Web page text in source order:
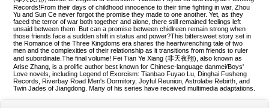
Records!From their days of childhood innocence to their time fighting in war, Zhou
Yu and Sun Ce never forgot the promise they made to one another. Yet, as they
faced the terror of war both together and alone, there still remained feelings left
unsaid between them. But can a promise between chidlreen remain strong when
those friends face a sudden shift in status and power?This bittersweet story set in
the Romance of the Three Kingdoms era shares the heartwrenching tale of two
men and the complexities of their relationship as it transitions from friends to ruler
and subordinate.The final volume! Fei Tian Ye Xiang (非天夜翔), also known as
Arise Zhang, is a prolific author best known for Chinese-language danmei/Boys'
Love novels, including Legend of Exorcism: Tianbao Fuyao Lu, Dinghai Fusheng
Records, Riverbay Road Men's Dormitory, Joyful Reunion, Astrolabe Rebirth, and
Twin Jades of Jiangdong. Many of his series have received multimedia adaptations.